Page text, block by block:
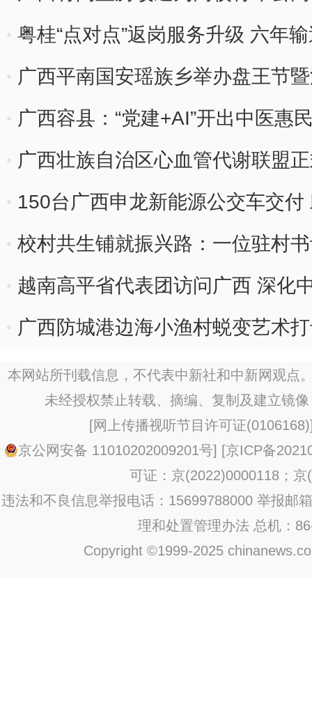
粤桂“点对点”返岗服务升级 六年
广西平南国安瑶族乡举办盘王节
广西容县：“党建+AI”开出中医惠
广西壮族自治区心血管代谢联盟
150台广西申龙新能源公交车交
校村共生铺就振兴路：一位驻村
越南高平省代表团访问广西 深化
广西防城港边海小渔村蜕变艺术
本网站所刊载信息，不代表中新社和中新网观点
未经授权禁止转载、摘编、复制及建立镜
[网上传播视听节目许可证(0106168)
京公网安备 11010202009201号] [京ICP备
可证：京(2022)0000118；京
违法和不良信息举报电话：15699788000 举报邮
理和处置管理办法 总机：
Copyright ©1999-2025